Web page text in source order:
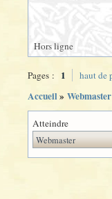
Hors ligne
Pages : 1 haut de
Accueil» Webmaster
Atteindre